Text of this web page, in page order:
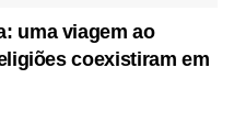
uma viagem ao
coexistiram em